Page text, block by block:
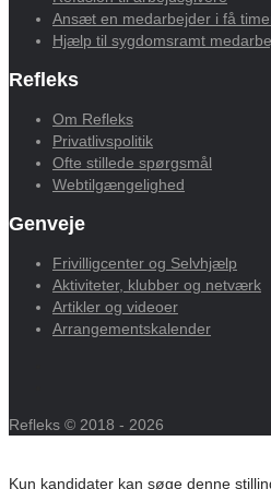
Ansæt en medarbejder i få
Hjælp til sygdomsramt
Refleks
Om Refleks
Privatlivspolitik
Ofte stillede spørgsmål
Webtilgængelighed
Genveje
Frivilligcenter og Selvhjælp
Aktiviteter, klubber og netværk
Artikler og videoer
Arrangementskalender
Refleks © 2018 - 2026
Kun kandidater kan søge denne